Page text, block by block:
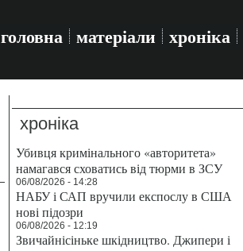
головна матеріали хроніка
хроніка
Убивця кримінального «авторитета»
намагався сховатись від тюрми в ЗСУ
06/08/2026 - 14:28
НАБУ і САП вручили експослу в США
нові підозри
06/08/2026 - 12:19
Звичайнісіньке шкідництво. Джипери і